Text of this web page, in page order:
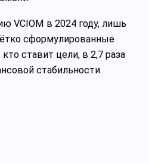
VCIOM в 2024 году, лишь
сформулированные
ставит цели, в 2,7 раза
стабильности.